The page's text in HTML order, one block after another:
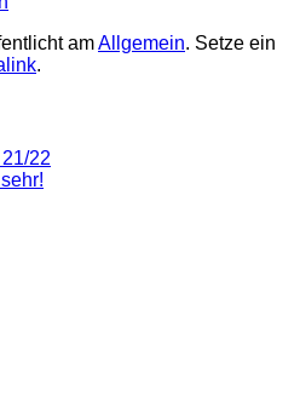
amAllgemein. Setze ein
.
22